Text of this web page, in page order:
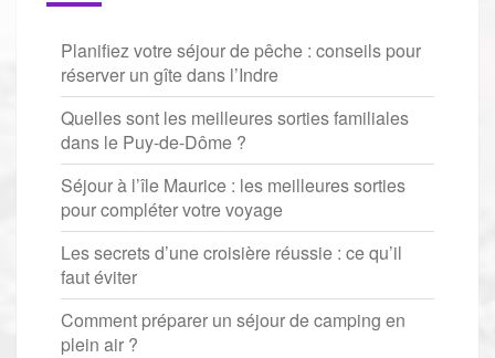
Planifiez votre séjour de pêche : conseils pour
réserver un gîte dans l’Indre
Quelles sont les meilleures sorties familiales
dans le Puy-de-Dôme ?
Séjour à l’île Maurice : les meilleures sorties
pour compléter votre voyage
Les secrets d’une croisière réussie : ce qu’il
faut éviter
Comment préparer un séjour de camping en
plein air ?